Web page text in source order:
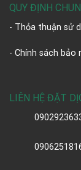
QUY ĐỊNH
- Thỏa thuận sử
- Chính sách bảo
LIÊN HỆ ĐẶT